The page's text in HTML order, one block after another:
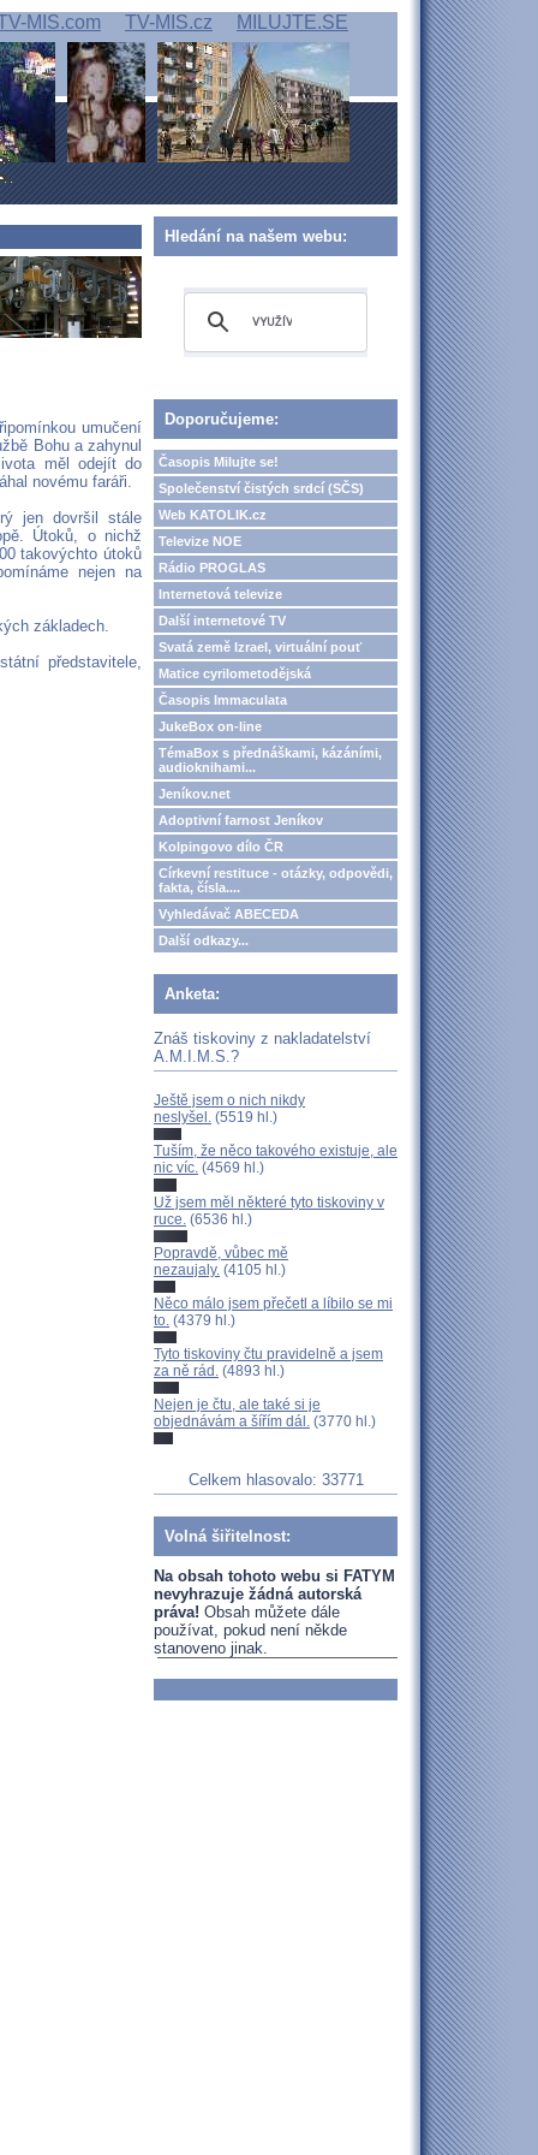
MIS.com TV-MIS.cz MILUJTE.SE
umučení
Bohu a zahynul
měl odejít do
novému faráři.
jen dovršil stále
Útoků, o nichž
takovýchto útoků
nejen na
základech.
představitele,
Hledání na našem webu:
Doporučujeme:
Časopis Milujte se!
Společenství čistých srdcí (SČS)
Web KATOLIK.cz
Televize NOE
Rádio PROGLAS
Internetová televize
Další internetové TV
Svatá země Izrael, virtuální pouť
Matice cyrilometodějská
Časopis Immaculata
JukeBox on-line
TémaBox s přednáškami, kázáními,
audioknihami...
Jeníkov.net
Adoptivní farnost Jeníkov
Kolpingovo dílo ČR
Církevní restituce - otázky, odpovědi,
fakta, čísla....
Vyhledávač ABECEDA
Další odkazy...
Anketa:
Znáš tiskoviny z nakladatelství
A.M.I.M.S.?
Ještě jsem o nich nikdy
neslyšel. (5519 hl.)
Tuším, že něco takového existuje, ale
nic víc. (4569 hl.)
Už jsem měl některé tyto tiskoviny v
ruce. (6536 hl.)
Popravdě, vůbec mě
nezaujaly. (4105 hl.)
Něco málo jsem přečetl a líbilo se mi
to. (4379 hl.)
Tyto tiskoviny čtu pravidelně a jsem
za ně rád. (4893 hl.)
Nejen je čtu, ale také si je
objednávám a šířím dál. (3770 hl.)
Celkem hlasovalo: 33771
Volná šiřitelnost:
Na obsah tohoto webu si FATYM
nevyhrazuje žádná autorská
práva! Obsah můžete dále
používat, pokud není někde
stanoveno jinak.